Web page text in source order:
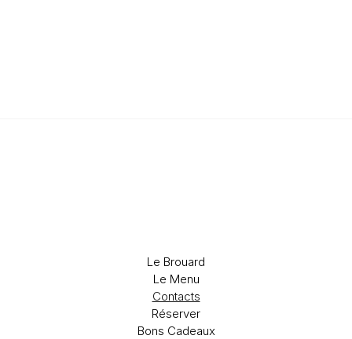
Le Brouard
Le Menu
Contacts
Réserver
Bons Cadeaux